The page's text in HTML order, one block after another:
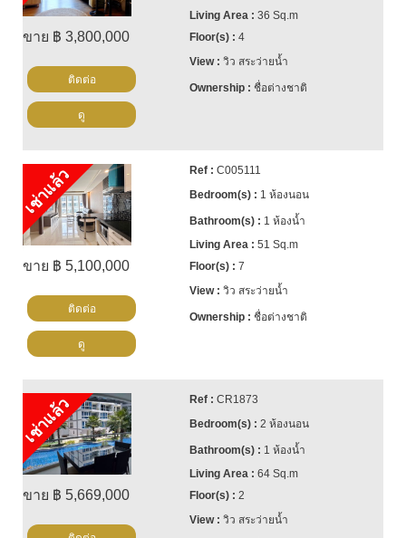
ขาย ฿ 3,800,000
36 Sq.m
4
วิว สระว่ายน้ำ
ชื่อต่างชาติ
ติดต่อ
ดู
เช่าแล้ว
ขาย ฿ 5,100,000
C005111
1 ห้องนอน
1 ห้องน้ำ
51 Sq.m
7
วิว สระว่ายน้ำ
ชื่อต่างชาติ
ติดต่อ
ดู
เช่าแล้ว
ขาย ฿ 5,669,000
CR1873
2 ห้องนอน
1 ห้องน้ำ
64 Sq.m
2
วิว สระว่ายน้ำ